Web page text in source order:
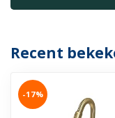
Recent
-17%